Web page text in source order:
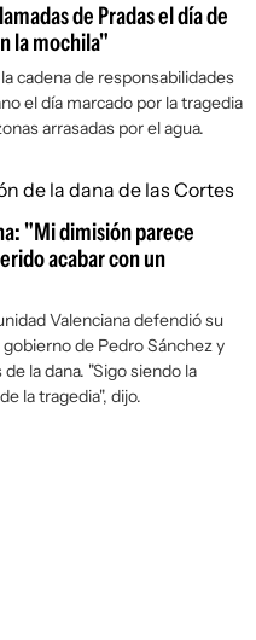
de Pradas el día de
la mochila"
cadena de responsabilidades
el día marcado por la tragedia
arrasadas por el agua.
"Mi dimisión parece
acabar con un
Valenciana defendió su
de Pedro Sánchez y
la dana. "Sigo siendo la
la tragedia", dijo.